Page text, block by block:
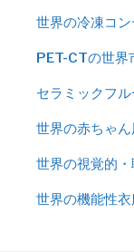
世界の冷凍コ
PET-CTの世
セラミックフ
世界の赤ちゃ
世界の視覚的
世界の機能性